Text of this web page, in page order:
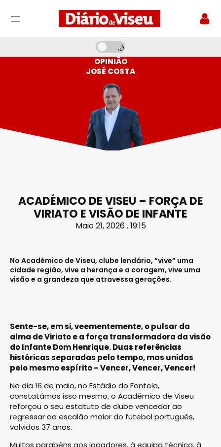
OPINIÃO
JOSÉ COSTA
ACADÉMICO DE VISEU – FORÇA DE
VIRIATO E VISÃO DE INFANTE
Maio 21, 2026 . 19:15
No Académico de Viseu, clube lendário, “vive” uma
cidade região, vive a herança e a coragem, vive uma
visão e a grandeza que atravessa gerações.
Sente-se, em si, veementemente, o pulsar da
alma de Viriato e a força transformadora da visão
do Infante Dom Henrique. Duas referências
históricas separadas pelo tempo, mas unidas
pelo mesmo espírito – Vencer, Vencer, Vencer!
No dia 16 de maio, no Estádio do Fontelo,
constatámos isso mesmo, o Académico de Viseu
reforçou o seu estatuto de clube vencedor ao
regressar ao escalão maior do futebol português,
volvidos 37 anos.
Muitos parabéns aos jogadores, à equipa técnica, à